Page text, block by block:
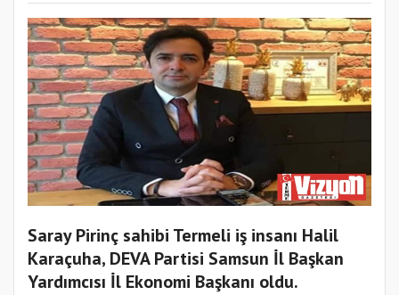
Saray Pirinç sahibi Termeli iş insanı Halil
Karaçuha, DEVA Partisi Samsun İl Başkan
Yardımcısı İl Ekonomi Başkanı oldu.